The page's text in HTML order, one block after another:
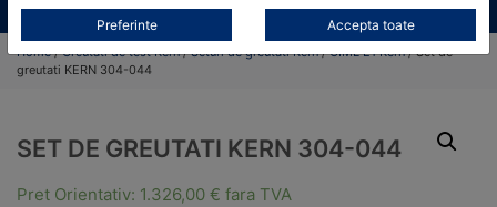
Toate produsele CONTACT
Home/Greutati de test Kern/Seturi de greutati Kern/OIML E1 Kern/ Set de
greutati KERN 304-044
SET DE GREUTATI KERN 304-044
Pret Orientativ: 1.326,00 € fara TVA
Preferinte Accepta toate